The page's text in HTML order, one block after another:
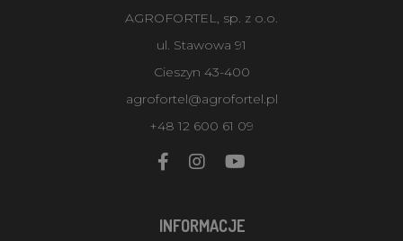
AGROFORTEL, sp. z o.o.
ul. Stawowa 91
Cieszyn 43-400
agrofortel@agrofortel.pl
+48 12 600 61 09
INFORMACJE